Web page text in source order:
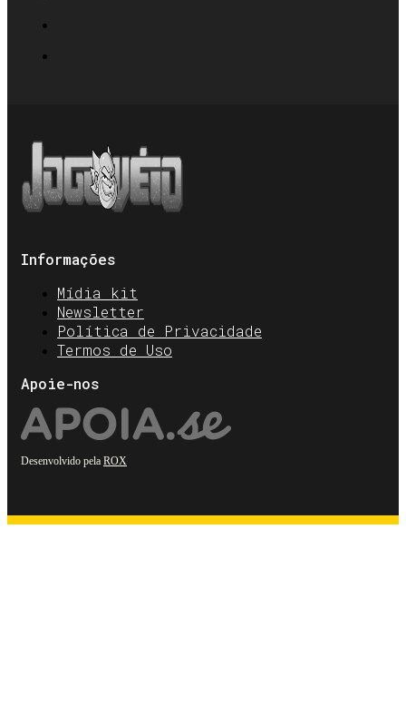
Informações
Mídia kit
Newsletter
Política de Privacidade
Termos de Uso
Apoie-nos
Desenvolvido pela ROX